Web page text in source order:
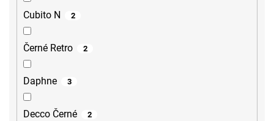
Cubito N 2
Černé Retro 2
Daphne 3
Decco Černé 2